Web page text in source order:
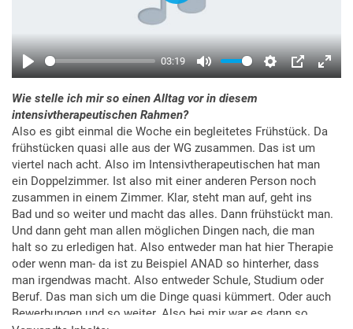
Wie stelle ich mir so einen Alltag vor in diesem
intensivtherapeutischen Rahmen?
Also es gibt einmal die Woche ein begleitetes Frühstück. Da
frühstücken quasi alle aus der WG zusammen. Das ist um
viertel nach acht. Also im Intensivtherapeutischen hat man
ein Doppelzimmer. Ist also mit einer anderen Person noch
zusammen in einem Zimmer. Klar, steht man auf, geht ins
Bad und so weiter und macht das alles. Dann frühstückt man.
Und dann geht man allen möglichen Dingen nach, die man
halt so zu erledigen hat. Also entweder man hat hier Therapie
oder wenn man- da ist zu Beispiel ANAD so hinterher, dass
man irgendwas macht. Also entweder Schule, Studium oder
Beruf. Das man sich um die Dinge quasi kümmert. Oder auch
Bewerbungen und so weiter. Also bei mir war es dann so,